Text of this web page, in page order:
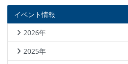
イベント情報
2026年
2025年